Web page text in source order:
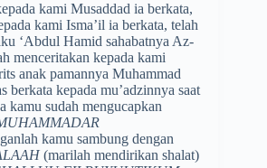
kami Musaddad ia berkata,
kami Isma’il ia berkata, telah
‘Abdul Hamid sahabatnya Az-
menceritakan kepada kami
anak pamannya Muhammad
berkata kepada mu’adzinnya saat
kamu sudah mengucapkan
kamu sambung dengan
(marilah mendirikan shalat)